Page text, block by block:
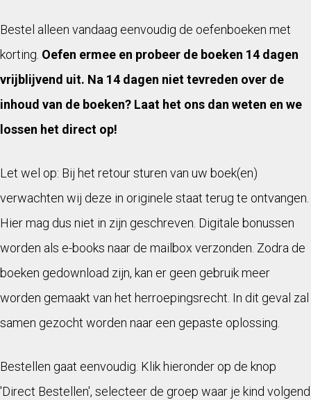
Bestel alleen vandaag eenvoudig de oefenboeken met
korting. Oefen ermee en probeer de boeken 14 dagen
vrijblijvend uit. Na 14 dagen niet tevreden over de
inhoud van de boeken? Laat het ons dan weten en we
lossen het direct op!
Let wel op: Bij het retour sturen van uw boek(en)
verwachten wij deze in originele staat terug te ontvangen.
Hier mag dus niet in zijn geschreven. Digitale bonussen
worden als e-books naar de mailbox verzonden. Zodra de
boeken gedownload zijn, kan er geen gebruik meer
worden gemaakt van het herroepingsrecht. In dit geval zal
samen gezocht worden naar een gepaste oplossing.
Bestellen gaat eenvoudig. Klik hieronder op de knop
'Direct Bestellen', selecteer de groep waar je kind volgend